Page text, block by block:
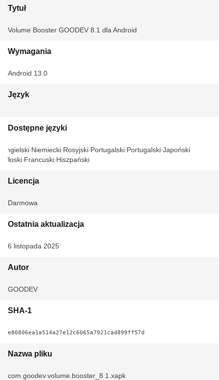
Tytuł
Volume Booster GOODEV 8.1 dla Android
Wymagania
Android 13.0
Język
Dostępne języki
Angielski Niemiecki Rosyjski Portugalski Portugalski Japoński
Włoski Francuski Hiszpański
Licencja
Darmowa
Ostatnia aktualizacja
6 listopada 2025
Autor
GOODEV
SHA-1
e80806ea1a514a27e12c6065a7921cad899ff57d
Nazwa pliku
com.goodev.volume.booster_8.1.xapk